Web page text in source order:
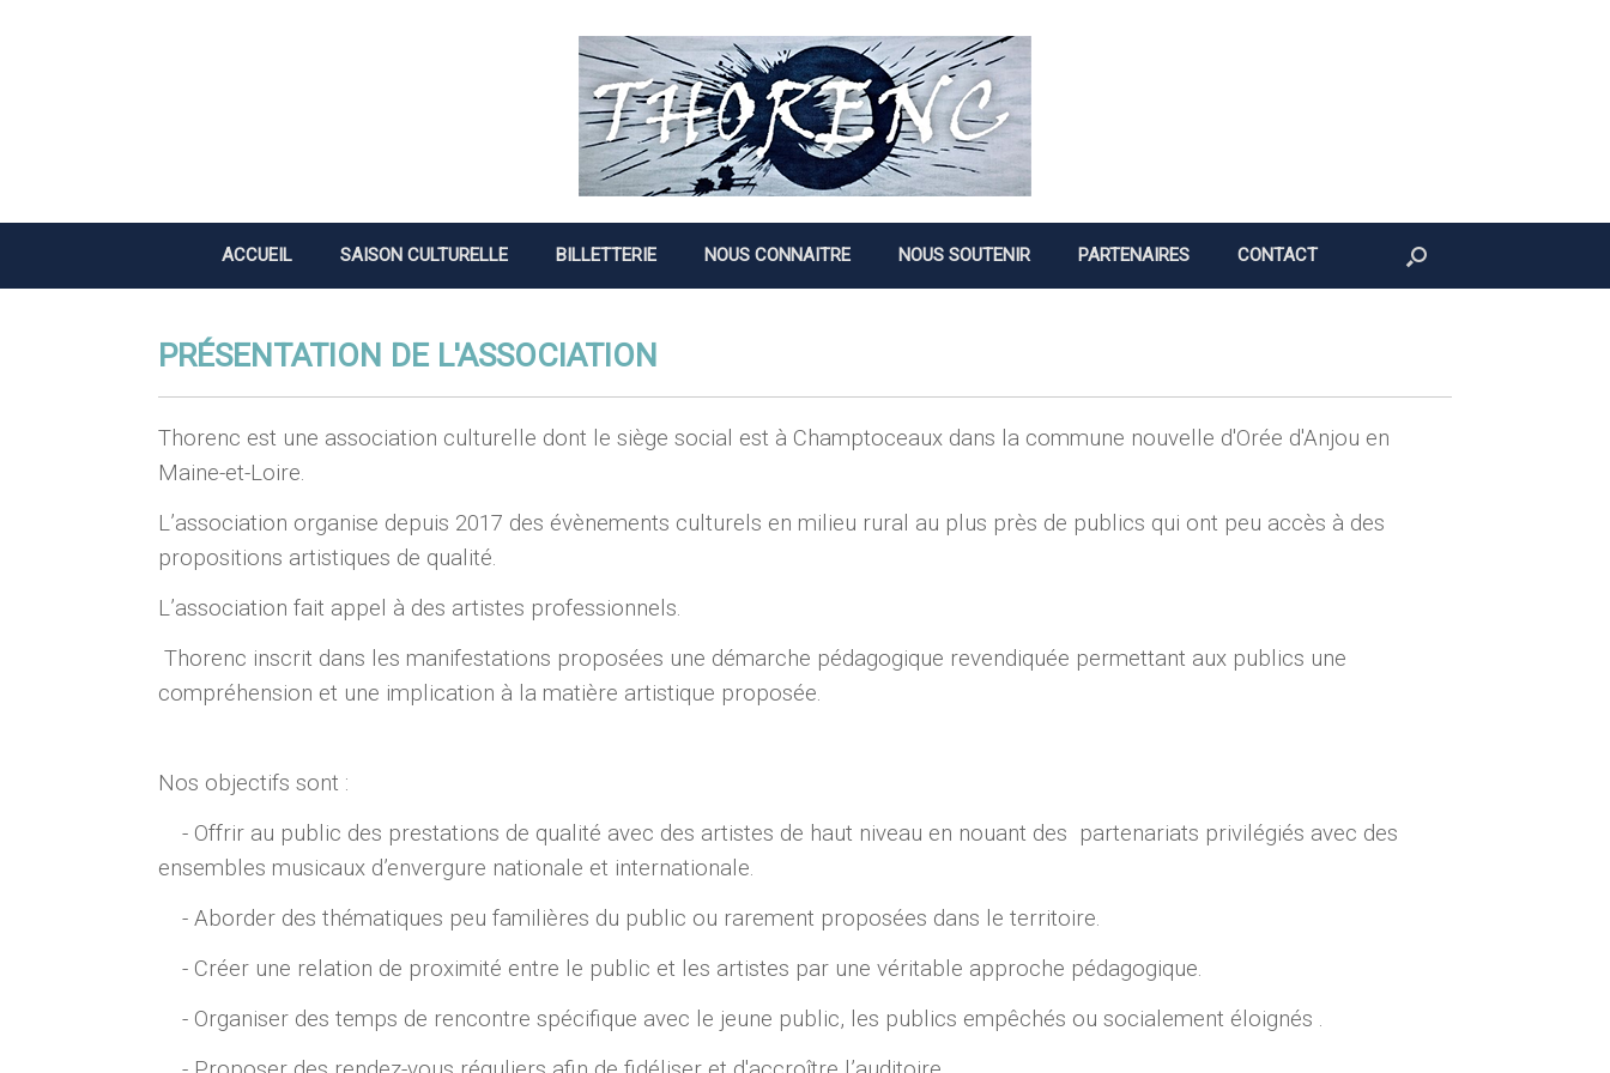
ACCUEIL SAISON CULTURELLE BILLETTERIE NOUS CONNAITRE NOUS SOUTENIR PARTENAIRES CONTACT
PRÉSENTATION DE L'ASSOCIATION
Thorenc est une association culturelle dont le siège social est à Champtoceaux dans la commune nouvelle d'Orée d'Anjou en
Maine-et-Loire.
L’association organise depuis 2017 des évènements culturels en milieu rural au plus près de publics qui ont peu accès à des
propositions artistiques de qualité.
L’association fait appel à des artistes professionnels.
Thorenc inscrit dans les manifestations proposées une démarche pédagogique revendiquée permettant aux publics une
compréhension et une implication à la matière artistique proposée.
Nos objectifs sont :
- Offrir au public des prestations de qualité avec des artistes de haut niveau en nouant des partenariats privilégiés avec des
ensembles musicaux d’envergure nationale et internationale.
- Aborder des thématiques peu familières du public ou rarement proposées dans le territoire.
- Créer une relation de proximité entre le public et les artistes par une véritable approche pédagogique.
- Organiser des temps de rencontre spécifique avec le jeune public, les publics empêchés ou socialement éloignés .